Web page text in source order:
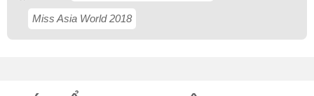
Miss Asia World 2018